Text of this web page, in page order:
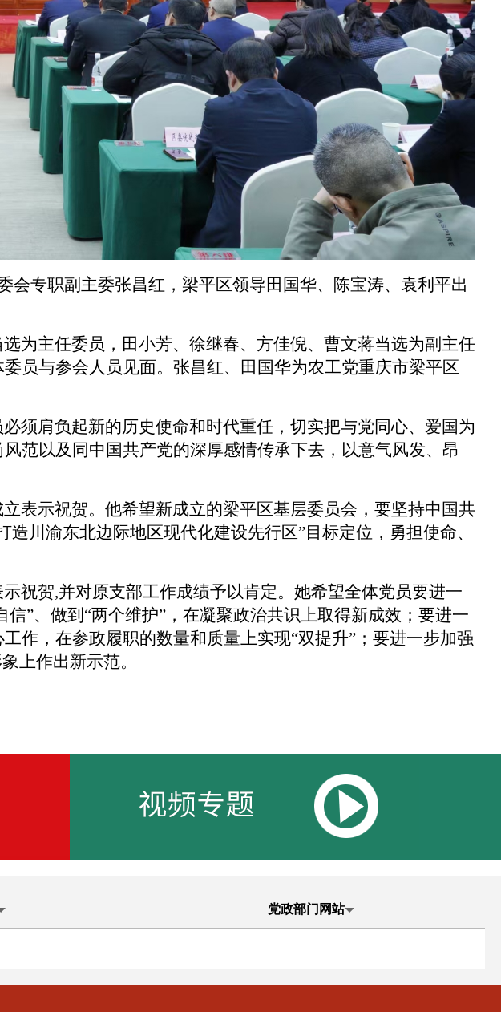
专职副主委张昌红，梁平区领导田国华、陈宝涛、袁利平出
为主任委员，田小芳、徐继春、方佳倪、曹文蒋当选为副主任
员与参会人员见面。张昌红、田国华为农工党重庆市梁平区
须肩负起新的历史使命和时代重任，切实把与党同心、爱国为
范以及同中国共产党的深厚感情传承下去，以意气风发、昂
表示祝贺。他希望新成立的梁平区基层委员会，要坚持中国共
川渝东北边际地区现代化建设先行区”目标定位，勇担使命、
祝贺,并对原支部工作成绩予以肯定。她希望全体党员要进一
信”、做到 “两个维护” ，在凝聚政治共识上取得新成效；要进一
作，在参政履职的数量和质量上实现“双提升” ；要进一步加强
上作出新示范。
党政部门网站